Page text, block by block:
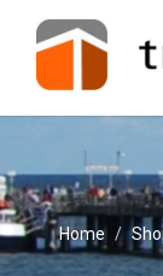
Home